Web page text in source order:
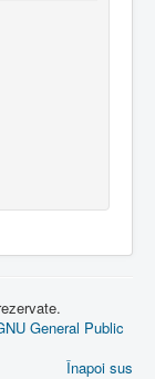
General Public
Înapoi sus